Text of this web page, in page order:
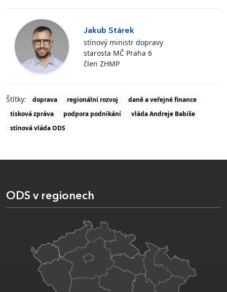
Jakub Stárek
stínový ministr dopravy
starosta MČ Praha 6
člen ZHMP
Štítky: doprava regionální rozvoj
daně a veřejné finance
tisková zpráva
podpora podnikání
vláda Andreje Babiše
stínová vláda ODS
ODS v regionech